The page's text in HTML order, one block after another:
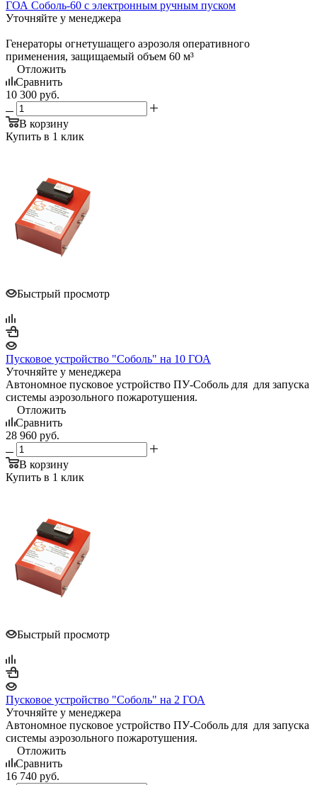
ГОА Соболь-60 с электронным ручным пуском
Уточняйте у менеджера
Генераторы огнетушащего аэрозоля оперативного
применения, защищаемый объем 60 м³
Отложить
Сравнить
10 300 руб.
В корзину
Купить в 1 клик
Быстрый просмотр
Пусковое устройство "Соболь" на 10 ГОА
Уточняйте у менеджера
Автономное пусковое устройство ПУ-Соболь для для запуска
системы аэрозольного пожаротушения.
Отложить
Сравнить
28 960 руб.
В корзину
Купить в 1 клик
Быстрый просмотр
Пусковое устройство "Соболь" на 2 ГОА
Уточняйте у менеджера
Автономное пусковое устройство ПУ-Соболь для для запуска
системы аэрозольного пожаротушения.
Отложить
Сравнить
16 740 руб.